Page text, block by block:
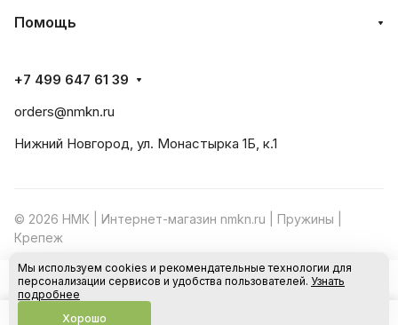
В корзину
Помощь
+7 499 647 61 39
orders@nmkn.ru
Нижний Новгород, ул. Монастырка 1Б, к.1
© 2026 НМК | Интернет-магазин nmkn.ru | Пружины |
Крепеж
Конфиденциальность Оферта
Мы используем cookies и рекомендательные технологии для
персонализации сервисов и удобства пользователей. Узнать
подробнее
Хорошо